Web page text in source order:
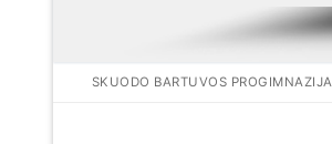
SKUODO BARTUVOS PROGIMNAZIJA